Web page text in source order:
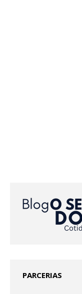
PARCERIAS